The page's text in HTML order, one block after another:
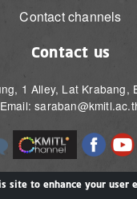
Contact channels
Contact us
1 Alley, Lat Krabang,
Email:
Image Image
site to enhance your user